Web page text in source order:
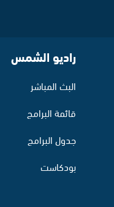
راديو الشمس
البث المباشر
قائمة البرامج
جدول البرامج
بودكاست